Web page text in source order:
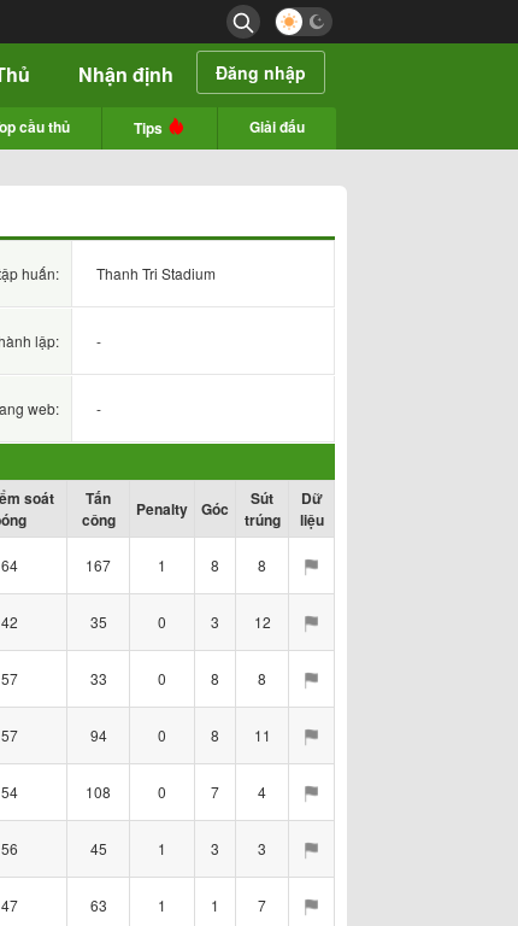
Nhận định Đăng nhập
cầu thủ Tips
Giải đấu
huấn: Thanh Tri Stadium
lập: -
web: -
soát
Tấn
công
Penalty Góc
Sút
trúng
Dữ
liệu
64 167 1 8 8
42 35 0 3 12
57 33 0 8 8
57 94 0 8 11
54 108 0 7 4
56 45 1 3 3
47 63 1 1 7